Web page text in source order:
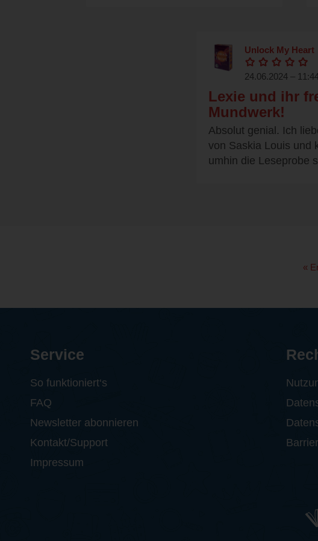
Unlock My Heart
24.06.2024 –
Lexie und ihr
Mundwerk!
Absolut genial. Ich
von Saskia Louis und
umhin die Leseprobe
«
Service
So funktioniert‘s
FAQ
Newsletter abonnieren
Kontakt/Support
Impressum